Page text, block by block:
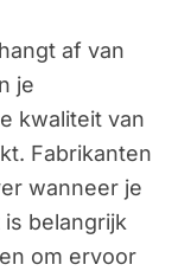
af van
je
kwaliteit van
Fabrikanten
wanneer je
belangrijk
om ervoor